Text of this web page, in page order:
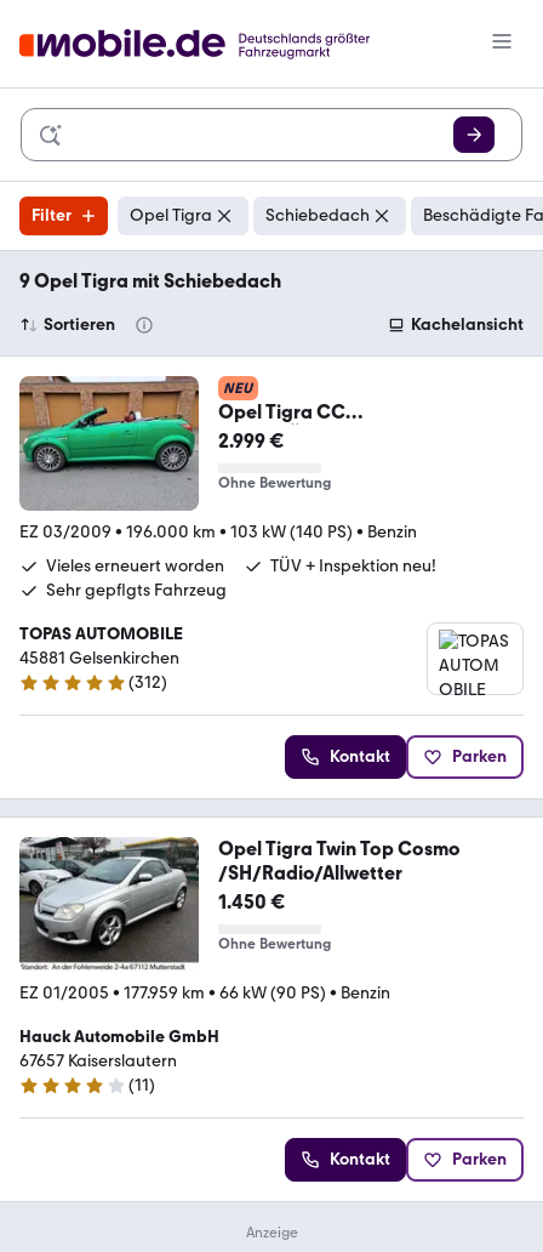
Filter Opel Tigra Schiebedach Beschädigte
9 Opel Tigra mit Schiebedach
Sortieren Kachelansicht
NEU
Opel Tigra CC
Sport/TÜV+Inspekt+Zustandsberi
2.999 €
Ohne Bewertung
EZ 03/2009 • 196.000 km • 103 kW (140 PS) • Benzin
Vieles erneuert worden
TÜV + Inspektion neu!
Sehr gepflgts Fahrzeug
TOPAS AUTOMOBILE
45881 Gelsenkirchen
5 Sterne
(312)
Kontakt Parken
Opel Tigra Twin Top Cosmo
/SH/Radio/Allwetter
1.450 €
Ohne Bewertung
EZ 01/2005 • 177.959 km • 66 kW (90 PS) • Benzin
Hauck Automobile GmbH
67657 Kaiserslautern
4.1 Sterne
(11)
Kontakt Parken